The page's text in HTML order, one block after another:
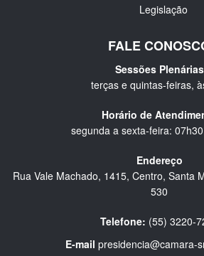
Legislação
FALE
Sessões Plenárias
terças e quintas-feiras,
Horário de
segunda a sexta-feira:
Endereço
Rua Vale Machado, 1415, Centro, Santa
530
Telefone: (55) 3220-
E-mail presidencia@camara-